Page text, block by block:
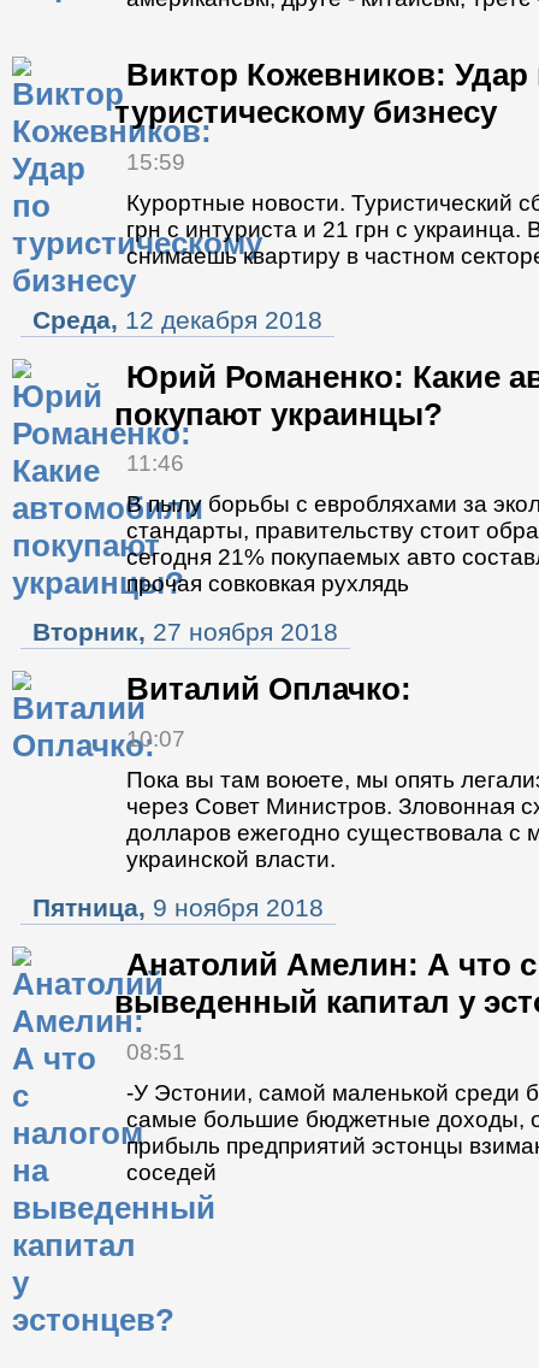
Виктор Кожевников: Удар
туристическому бизнесу
15:59
Курортные новости. Туристический
грн с интуриста и 21 грн с украинца.
снимаешь квартиру в частном
Среда, 12 декабря 2018
Юрий Романенко: Какие
покупают украинцы?
11:46
В пылу борьбы с евробляхами за
стандарты, правительству стоит
сегодня 21% покупаемых авто
прочая совковкая рухлядь
Вторник, 27 ноября 2018
Виталий Оплачко:
10:07
Пока вы там воюете, мы опять
через Совет Министров. Зловонная
долларов ежегодно существовала с
украинской власти.
Пятница, 9 ноября 2018
Анатолий Амелин: А что
выведенный капитал у
08:51
-У Эстонии, самой маленькой среди
самые большие бюджетные доходы,
прибыль предприятий эстонцы
соседей